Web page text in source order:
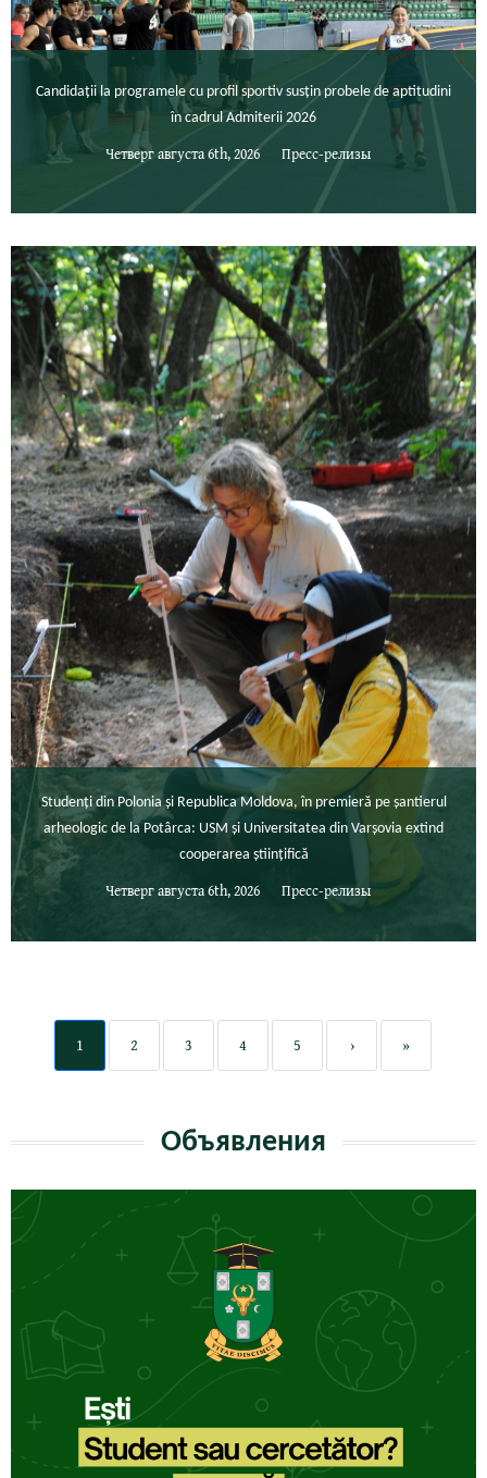
Candidații la programele cu profil sportiv susțin probele de aptitudini
în cadrul Admiterii 2026
Четверг августа 6th, 2026 Пресс-релизы
Studenți din Polonia și Republica Moldova, în premieră pe șantierul
arheologic de la Potârca: USM și Universitatea din Varșovia extind
cooperarea științifică
Четверг августа 6th, 2026 Пресс-релизы
1 2 3 4 5 › »
Объявления